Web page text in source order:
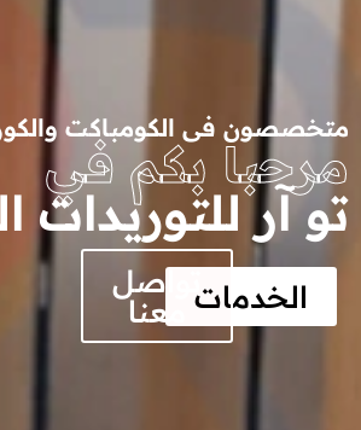
متخصصون فى الكومباكت
مرحبا بكم في
تو آر للتوريدات
الخدمات تواصل
معنا